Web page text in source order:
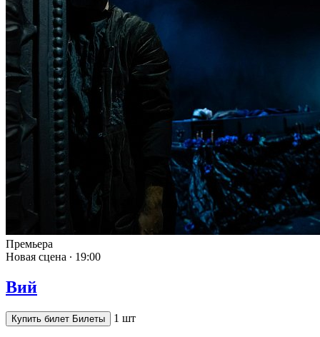
Премьера
Новая сцена ∙ 19:00
Вий
Купить билет Билеты 1 шт